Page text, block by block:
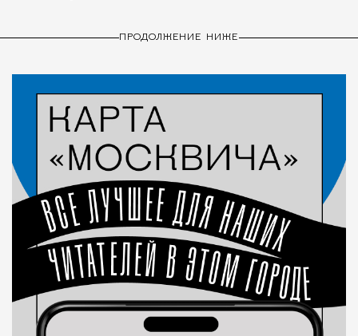
ПРОДОЛЖЕНИЕ НИЖЕ